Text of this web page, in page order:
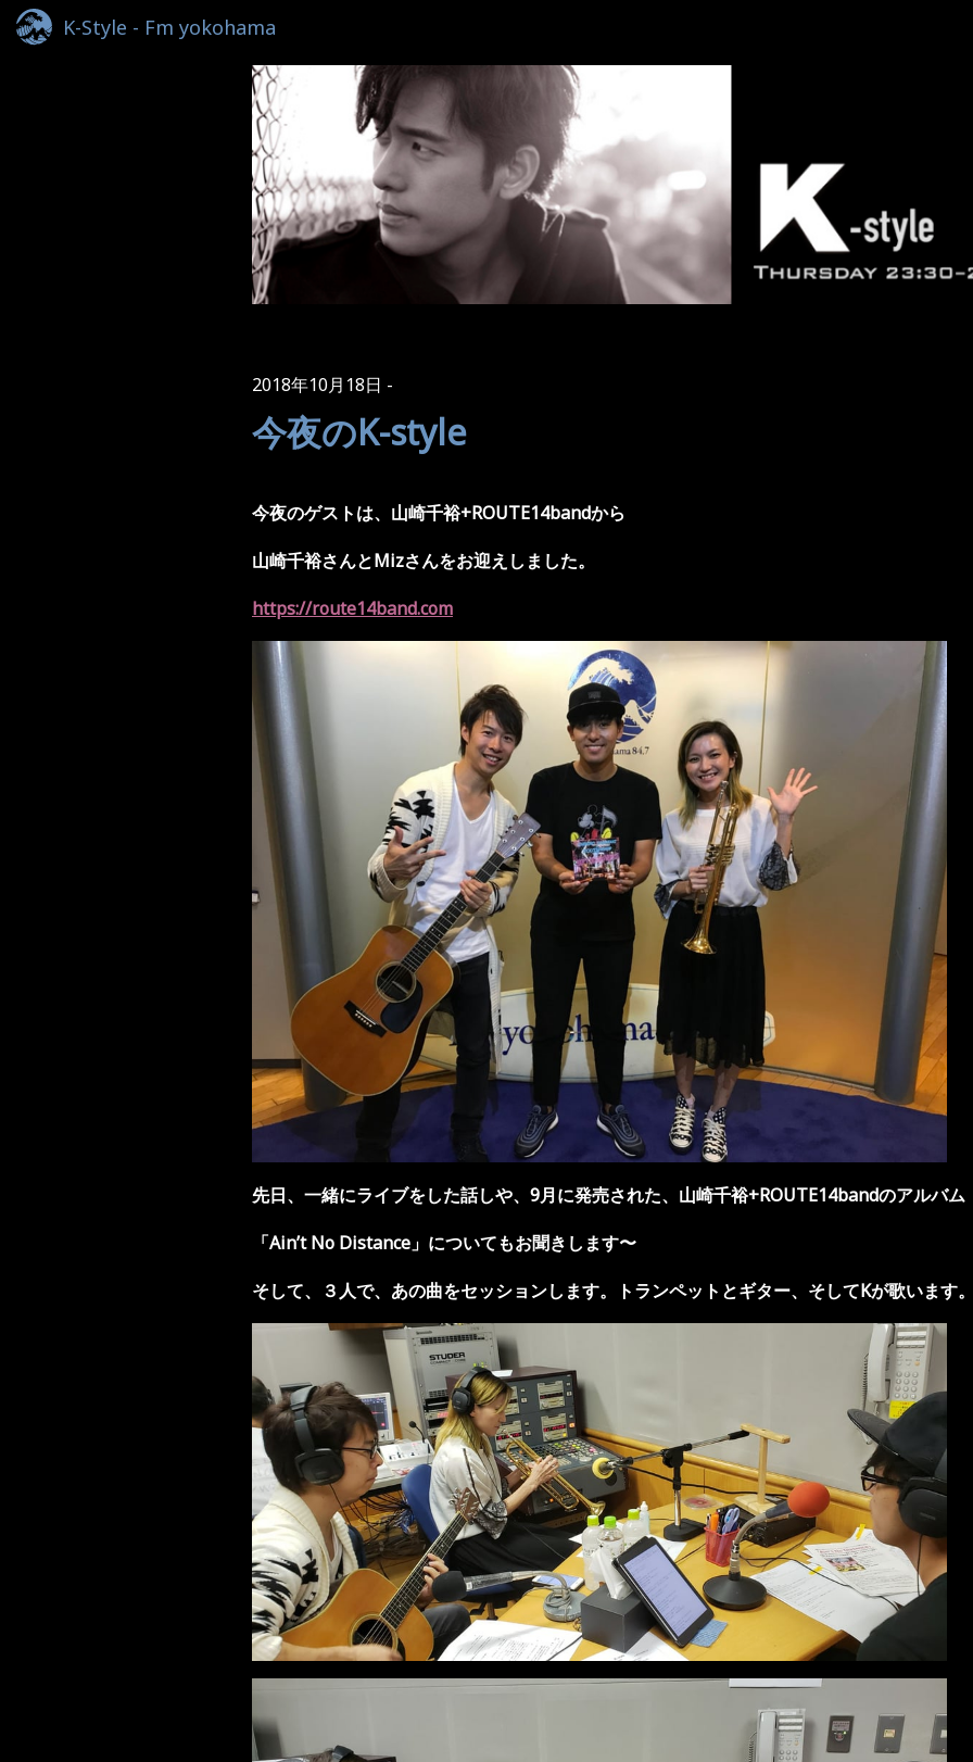
K-Style - Fm yokohama
2018年10月18日
今夜のK-style
今夜のゲストは、山崎千裕+ROUTE14bandから
山崎千裕さんとMizさんをお迎えしました。
https://route14band.com
先日、一緒にライブをした話しや、9月に発売された、 山崎千裕+ROUTE14bandのアルバム
「Ain’t No Distance 」についてもお聞きします〜
そして、３人で、あの曲をセッションします。トランペットとギター、そしてKが歌います